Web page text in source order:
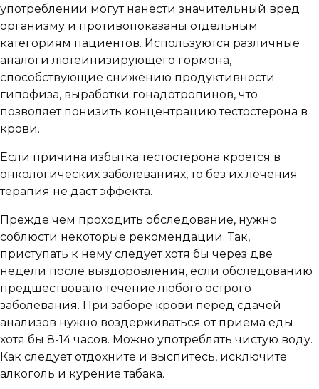
употреблении могут нанести значительный вред
организму и противопоказаны отдельным
категориям пациентов. Используются различные
аналоги лютеинизирующего гормона,
способствующие снижению продуктивности
гипофиза, выработки гонадотропинов, что
позволяет понизить концентрацию тестостерона в
крови.
Если причина избытка тестостерона кроется в
онкологических заболеваниях, то без их лечения
терапия не даст эффекта.
Прежде чем проходить обследование, нужно
соблюсти некоторые рекомендации. Так,
приступать к нему следует хотя бы через две
недели после выздоровления, если обследованию
предшествовало течение любого острого
заболевания. При заборе крови перед сдачей
анализов нужно воздерживаться от приёма еды
хотя бы 8-14 часов. Можно употреблять чистую воду.
Как следует отдохните и выспитесь, исключите
алкоголь и курение табака.